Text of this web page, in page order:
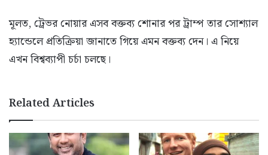
মূলত, ট্রেভর নোয়ার এসব বক্তব্য শোনার পর ট্রাম্প তার সোশ্যাল
হ্যান্ডেলে প্রতিক্রিয়া জানাতে গিয়ে এমন বক্তব্য দেন। এ নিয়ে
এখন বিশ্বব্যাপী চর্চা চলছে।
Related Articles